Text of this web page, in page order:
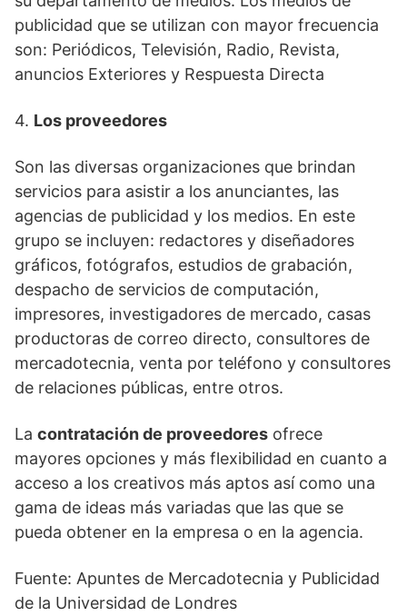
publicidad que se utilizan con mayor frecuencia
son: Periódicos, Televisión, Radio, Revista,
anuncios Exteriores y Respuesta Directa
4. Los proveedores
Son las diversas organizaciones que brindan
servicios para asistir a los anunciantes, las
agencias de publicidad y los medios. En este
grupo se incluyen: redactores y diseñadores
gráficos, fotógrafos, estudios de grabación,
despacho de servicios de computación,
impresores, investigadores de mercado, casas
productoras de correo directo, consultores de
mercadotecnia, venta por teléfono y consultores
de relaciones públicas, entre otros.
La contratación de proveedores ofrece
mayores opciones y más flexibilidad en cuanto a
acceso a los creativos más aptos así como una
gama de ideas más variadas que las que se
pueda obtener en la empresa o en la agencia.
Fuente: Apuntes de Mercadotecnia y Publicidad
de la Universidad de Londres